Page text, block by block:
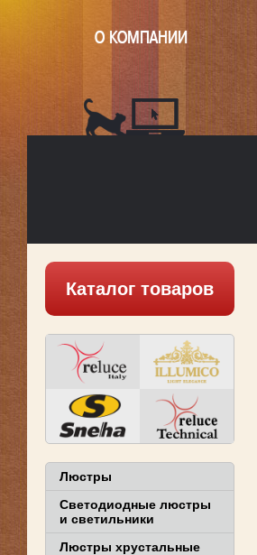
О КОМПАНИИ
Каталог товаров
Люстры
Светодиодные люстры
и светильники
Люстры хрустальные